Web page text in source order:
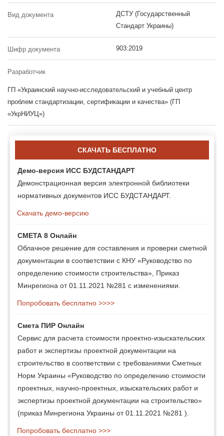
Вид документа
ДСТУ (Государственный
Стандарт Украины)
Шифр документа 903:2019
Разработчик
ГП «Украинский научно-исследовательский и учебный центр
проблем стандартизации, сертификации и качества» (ГП
«УкрНИУЦ»)
СКАЧАТЬ БЕСПЛАТНО
Демо-версия ИСС БУДСТАНДАРТ
Демонстрационная версия электронной библиотеки
нормативных документов ИСС БУДСТАНДАРТ.
Скачать демо-версию
СМЕТА 8 Онлайн
Облачное решение для составления и проверки сметной
документации в соответствии с КНУ «Руководство по
определению стоимости строительства», Приказ
Минрегиона от 01.11.2021 №281 с изменениями.
Попробовать бесплатно >>>>
Смета ПИР Онлайн
Сервис для расчета стоимости проектно-изыскательских
работ и экспертизы проектной документации на
строительство в соответствии с требованиями Сметных
Норм Украины «Руководство по определению стоимости
проектных, научно-проектных, изыскательских работ и
экспертизы проектной документации на строительство»
(приказ Минрегиона Украины от 01.11.2021 №281 ).
Попробовать бесплатно >>>